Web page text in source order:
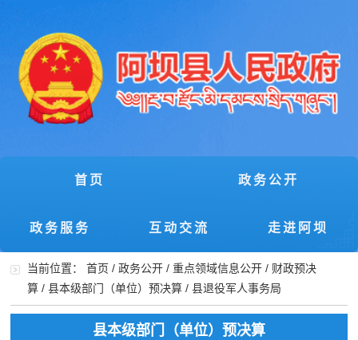
首页 政务公开
政务服务 互动交流 走进阿坝
当前位置：首页 /政务公开 /重点领域信息公开 / 财政预决
算 /县本级部门（单位）预决算 /县退役军人事务局
县本级部门（单位）预决算